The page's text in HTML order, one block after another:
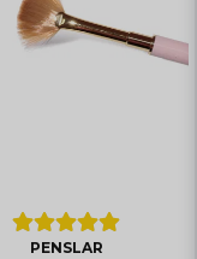
PENSLAR